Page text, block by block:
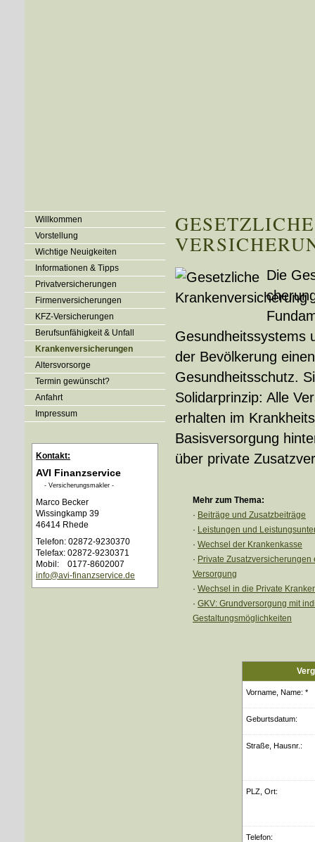
Willkommen
Vorstellung
Wichtige Neuigkeiten
Informationen & Tipps
Privatversicherungen
Firmenversicherungen
KFZ-Versicherungen
Berufsunfähigkeit & Unfall
Kranken­ver­si­che­rungen
Alters­vorsorge
Termin gewünscht?
Anfahrt
Impressum
Kontakt:
AVI Finanzservice
- Ver­sicherungs­makler -
Marco Becker
Wissingkamp 39
46414 Rhede
Telefon: 02872-9230370
Telefax: 02872-9230371
Mobil: 0177-8602007
info@avi-finanzservice.de
Die
Gesundheitssystems
der Bevölkerung
Gesundheitsschutz.
Solidarprinzip: Alle
erhalten im
Basisversorgung
über private
Mehr zum Thema:
· Beiträge und Zusatzbeiträge
· Leistungen und
· Wechsel der Krankenkasse
· Private Zusatzversicherungen
Versorgung
· Wechsel in die Private
· GKV: Grundversorgung mit
Gestaltungsmöglichkeiten
Vorname, Name: *
Geburts­datum:
Straße, Hausnr.:
PLZ, Ort:
Telefon: